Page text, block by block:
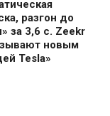
разгон до
за 3,6 с. Zeekr
новым
Tesla»